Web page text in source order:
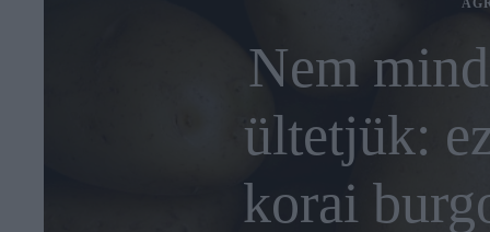
Nem
ültetjük:
korai